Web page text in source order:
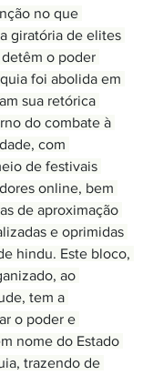
no que
giratória de elites
o poder
foi abolida em
sua retórica
do combate à
com
de festivais
online, bem
de aproximação
e oprimidas
hindu. Este bloco,
ao
tem a
o poder e
nome do Estado
trazendo de